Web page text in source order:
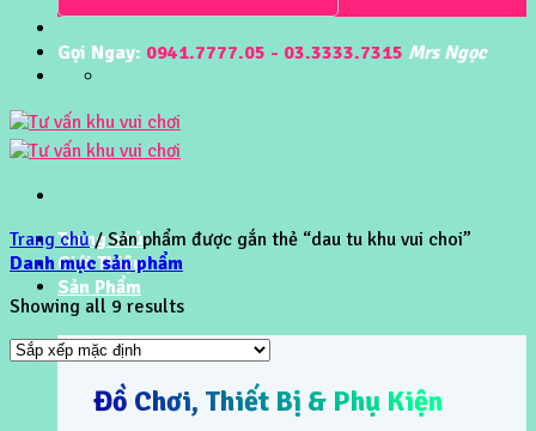
Gọi Ngay: 0941.7777.05 - 03.3333.7315 Mrs Ngọc
Trang chủ
Giới Thiệu
Sản Phẩm
Đồ Chơi, Thiết Bị & Phụ Kiện
Trang chủ /Sản phẩm được gắn thẻ “dau tu khu vui choi”
Danh mục sản phẩm
Showing all 9 results